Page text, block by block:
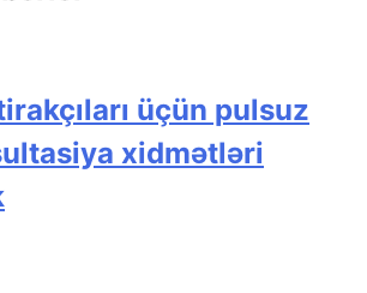
üçün pulsuz
xidmətləri